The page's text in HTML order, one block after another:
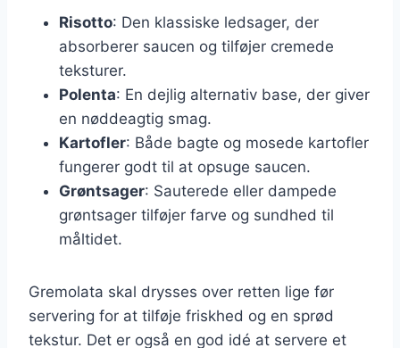
Risotto: Den klassiske ledsager, der
absorberer saucen og tilføjer cremede
teksturer.
Polenta: En dejlig alternativ base, der giver
en nøddeagtig smag.
Kartofler: Både bagte og mosede kartofler
fungerer godt til at opsuge saucen.
Grøntsager: Sauterede eller dampede
grøntsager tilføjer farve og sundhed til
måltidet.
Gremolata skal drysses over retten lige før
servering for at tilføje friskhed og en sprød
tekstur. Det er også en god idé at servere et